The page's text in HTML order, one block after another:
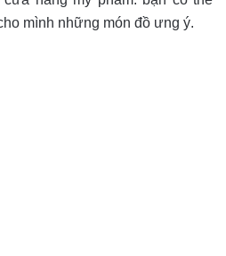
mình những món đồ ưng ý.